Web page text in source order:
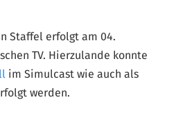
Staffel erfolgt am 04.
TV. Hierzulande konnte
im Simulcast wie auch als
werden.